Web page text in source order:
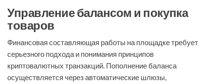
Управление балансом и покупка
товаров
Финансовая составляющая работы на площадке требует
серьезного подхода и понимания принципов
криптовалютных транзакций. Пополнение баланса
осуществляется через автоматические шлюзы,